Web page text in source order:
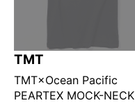
TMT
TMT×Ocean Pacific
PEARTEX MOCK-NECK